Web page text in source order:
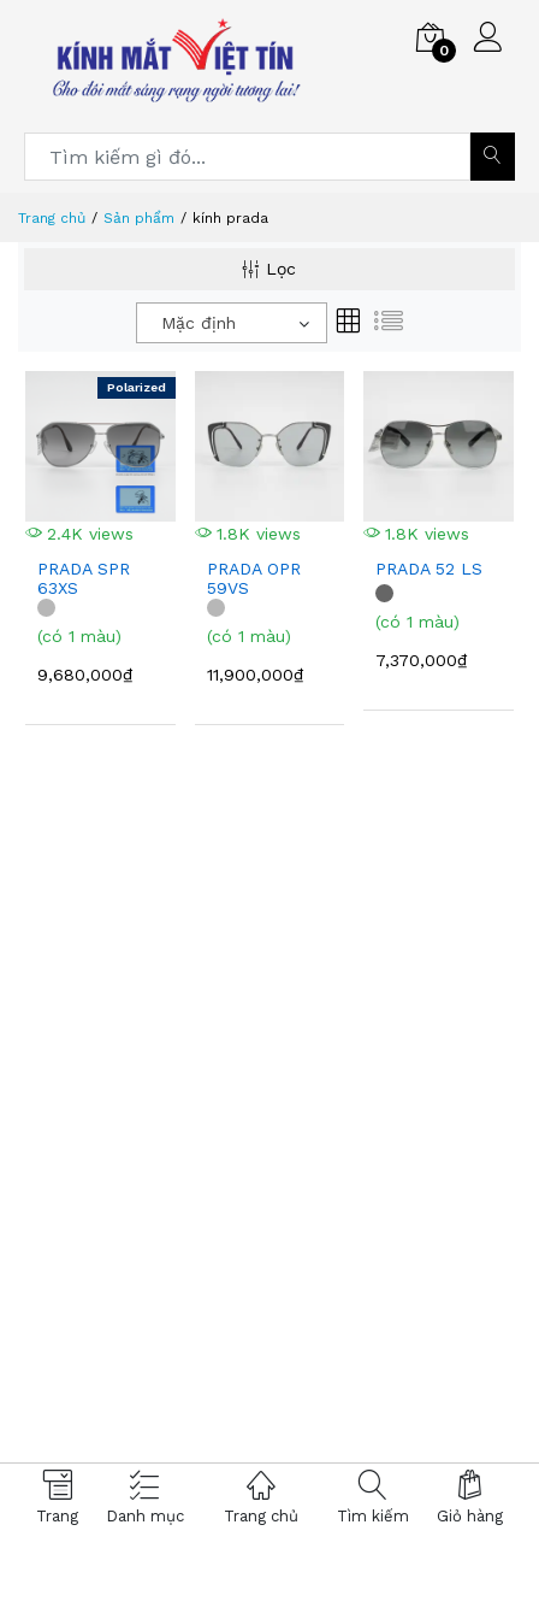
0
Trang Danh mục Trang chủ Tìm kiếm Giỏ hàng
Trang chủ Sản phẩm kính prada
Lọc
Mặc định
2.4K views
Polarized
PRADA SPR
63XS
(có 1 màu)
9,680,000₫
1.8K views
PRADA OPR
59VS
4295/J0
(có 1 màu)
11,900,000₫
1.8K views
PRADA 52 LS
(có 1 màu)
7,370,000₫